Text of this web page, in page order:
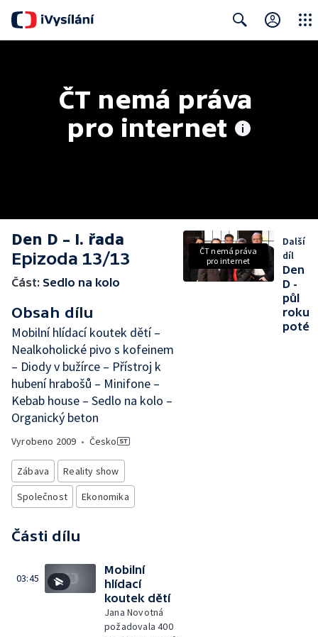
ČT nemá práva
pro internet
Den D – I. řada
Epizoda 13/13
Část: Sedlo na kolo
Obsah dílu
Mobilní hlídací koutek dětí –
Nealkoholické pivo s kofeinem
– Diody v bužírce – Přístroj k
hubení hrabošů – Minifone –
Kebab house – Sedlo na kolo –
Organický beton
Vyrobeno 2009 • Česko
Zábava
Reality show
Společnost
Ekonomika
Části dílu
03:45
Mobilní
hlídací
koutek dětí
Jana Novotná
požadovala 400
ČT nemá práva
pro internet
Další
díl
Den
D -
půl
roku
poté